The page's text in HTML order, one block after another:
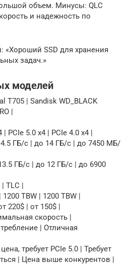
объем. Минусы: QLC
и надежность по
«Хороший SSD для хранения
задач.»
моделей
T705 | Sandisk WD_BLACK
|
PCIe 5.0 x4 | PCIe 4.0 x4 |
ГБ/с | до 14 ГБ/с | до 7450 МБ/
ГБ/с | до 12 ГБ/с | до 6900
TLC |
TBW | 1200 TBW |
220$ | от 150$ |
скорость |
| Отличная
требует PCIe 5.0 | Требует
| Цена выше конкурентов |